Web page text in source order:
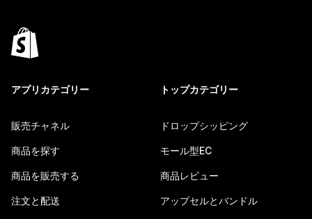
アプリカテゴリー
販売チャネル
商品を探す
商品を販売する
注文と配送
トップカテゴリー
ドロップシッピング
モール型EC
商品レビュー
アップセルとバンドル